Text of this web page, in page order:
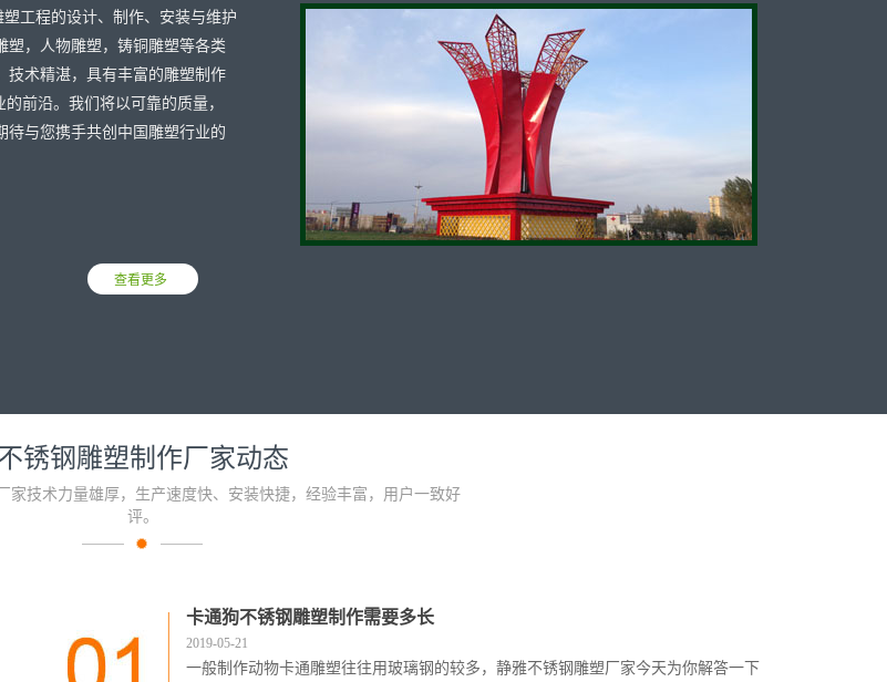
工程的设计、制作、安装与维护
塑，人物雕塑，铸铜雕塑等各类
技术精湛，具有丰富的雕塑制作
前沿。我们将以可靠的质量，
待与您携手共创中国雕塑行业的
查看更多
锈钢雕塑制作厂家动态
家技术力量雄厚，生产速度快、安装快捷，经验丰富，用户一致好
评。
卡通狗不锈钢雕塑制作需要多长
一般制作动物卡通雕塑往往用玻璃钢的较多，静雅不锈钢雕塑厂家今天为你解答一下
2019-05-21